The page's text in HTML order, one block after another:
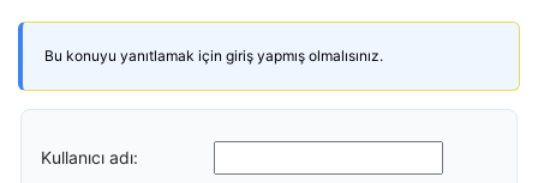
Bu konuyu yanıtlamak için giriş yapmış olmalısınız.
Kullanıcı adı: